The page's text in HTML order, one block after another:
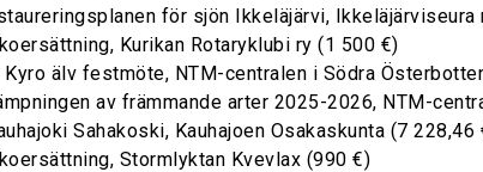
för sjön Ikkeläjärvi,
Kurikan Rotaryklubi ry (1 500 €)
älv festmöte, NTM-centralen i Södra
av främmande arter 2025-2026, NTM-
Sahakoski, Kauhajoen Osakaskunta (7 228,46
Stormlyktan Kvevlax (990 €)